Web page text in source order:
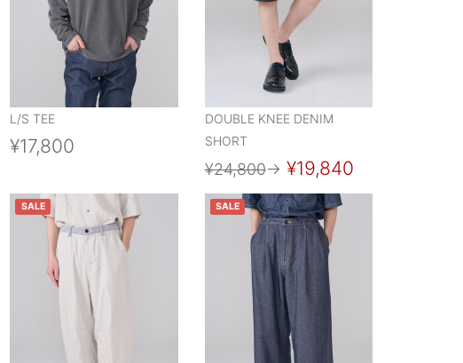
L/S TEE
¥17,800
DOUBLE KNEE DENIM
SHORT
¥24,800→ ¥19,840
SALE SALE